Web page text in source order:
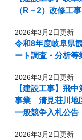
（R－2）改修工
2026年3月2日更新
令和8年度岐阜県
ート調査・分析
2026年3月2日更新
【建設工事】飛
事業 清見荘川地
一般競争入札公告
2026年3月2日更新